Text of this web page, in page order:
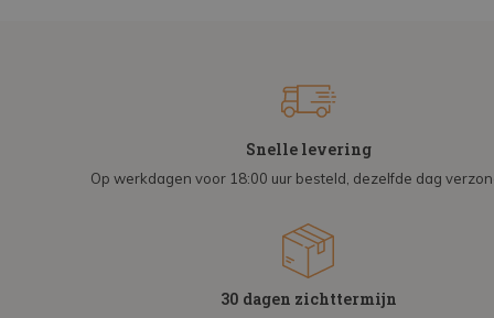
Snelle levering
Op werkdagen voor 18:00 uur besteld, dezelfde dag
30 dagen zichttermijn